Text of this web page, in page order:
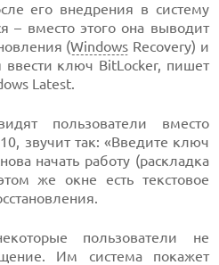
его внедрения в систему
– вместо этого она выводит
(Windows Recovery) и
ввести ключ BitLocker, пишет
Latest.
пользователи вместо
звучит так: «Введите ключ
начать работу (раскладка
же окне есть текстовое
пользователи не
Им система покажет